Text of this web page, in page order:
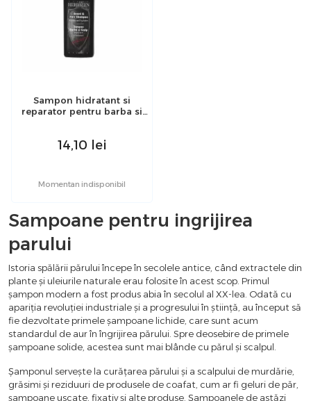
Sampon hidratant si
reparator pentru barba si
14,10 lei
Momentan indisponibil
Sampoane pentru ingrijirea
parului
Istoria spălării părului începe în secolele antice, când extractele din
plante și uleiurile naturale erau folosite în acest scop. Primul
șampon modern a fost produs abia în secolul al XX-lea. Odată cu
apariția revoluției industriale și a progresului în știință, au început să
fie dezvoltate primele șampoane lichide, care sunt acum
standardul de aur în îngrijirea părului. Spre deosebire de primele
șampoane solide, acestea sunt mai blânde cu părul și scalpul.
Șamponul servește la curățarea părului și a scalpului de murdărie,
grăsimi și reziduuri de produsele de coafat, cum ar fi geluri de păr,
șampoane uscate, fixativ și alte produse. Șampoanele de astăzi